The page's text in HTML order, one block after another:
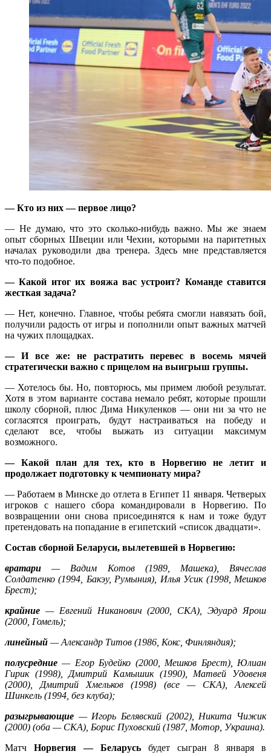
— Кто из них — первое лицо?
— Не думаю, что это сколько-нибудь важно. Мы же знаем
опыт сборных Швеции или Чехии, которыми на паритетных
началах руководили два тренера. Здесь мне представляется
что-то подобное.
— Какой итог их вояжа вас устроит? Команде ставится
жесткая задача?
— Нет, конечно. Главное, чтобы ребята смогли навязать бой,
получили радость от игры и пополнили опыт важных матчей
на чужих площадках.
— И все же: не растратить перевес в восемь мячей
стратегически важно с прицелом на выигрыш группы.
— Хотелось бы. Но, повторюсь, мы примем любой результат.
Хотя в этом варианте состава немало ребят, которые прошли
школу сборной, плюс Дима Никуленков — они ни за что не
согласятся проиграть, будут настраиваться на победу и
сделают все, чтобы выжать из ситуации максимум
возможного.
— Какой план для тех, кто в Норвегию не летит и
продолжает подготовку к чемпионату мира?
— Работаем в Минске до отлета в Египет 11 января. Четверых
игроков с нашего сбора командировали в Норвегию. По
возвращении они снова присоединятся к нам и тоже будут
претендовать на попадание в египетский «список двадцати».
Состав сборной Беларуси, вылетевшей в Норвегию:
вратари — Вадим Котов (1989, Машека), Вячеслав
Солдатенко (1994, Бакэу, Румыния), Илья Усик (1998, Мешков
Брест);
крайние — Евгений Никанович (2000, СКА), Эдуард Ярош
(2000, Гомель);
линейный — Александр Титов (1986, Кокс, Финляндия);
полусредние — Егор Будейко (2000, Мешков Брест), Юлиан
Гирик (1998), Дмитрий Камышик (1990), Матвей Удовеня
(2000), Дмитрий Хмельков (1998) (все — СКА), Алексей
Шинкель (1994, без клуба);
разыгрывающие — Игорь Белявский (2002), Никита Чижик
(2000) (оба — СКА), Борис Пуховский (1987, Мотор, Украина).
Матч Норвегия — Беларусь будет сыгран 8 января в